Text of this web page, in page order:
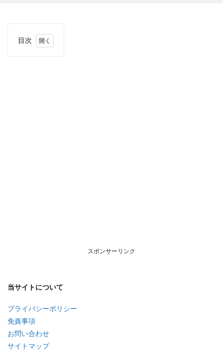
目次
スポンサーリンク
当サイトについて
プライバシーポリシー
免責事項
お問い合わせ
サイトマップ